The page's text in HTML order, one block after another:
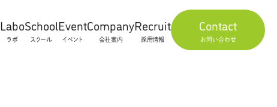
Labo
ラボ
School
スクール
Event
イベント
Company
会社案内
Recruit
採用情報
Contact
お問い合わせ